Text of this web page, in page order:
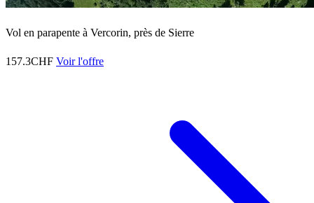
Vol en parapente à Vercorin, près de Sierre
157.3CHF Voir l'offre